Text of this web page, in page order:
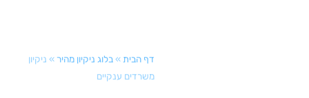
»בלוג ניקיון מהיר »ניקיון
משרדים ענקיים